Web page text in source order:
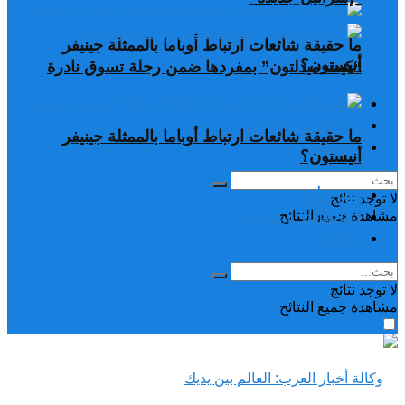
ما حقيقة شائعات ارتباط أوباما بالممثلة جينيفر
أنيستون؟
تغريدات
دراسات وبحوث
رياضة
لا توجد نتائج
مشاهدة جميع النتائح
“كيت ميدلتون” بمفردها ضمن رحلة تسوق نادرة
ما حقيقة شائعات ارتباط أوباما بالممثلة جينيفر
أنيستون؟
تغريدات
دراسات وبحوث
لا توجد نتائج
مشاهدة جميع النتائح